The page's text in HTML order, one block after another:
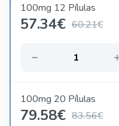
100mg 12 Pílulas
57.34€ 60.21€
100mg 20 Pílulas
79.58€ 83.56€